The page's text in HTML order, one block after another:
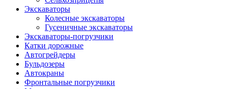
Экскаваторы
Колесные экскаваторы
Гусеничные экскаваторы
Экскаваторы-погрузчики
Катки дорожные
Автогрейдеры
Бульдозеры
Автокраны
Фронтальные погрузчики